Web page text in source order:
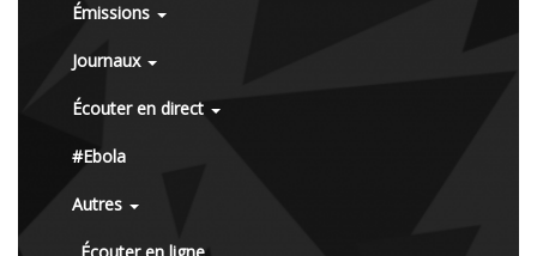
Émissions
Journaux
Écouter en direct
#Ebola
Autres